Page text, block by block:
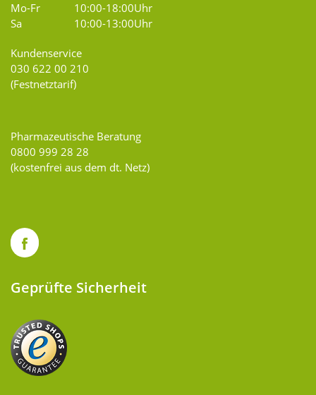
Mo-Fr
10:00-18:00Uhr
Sa
10:00-13:00Uhr
Kundenservice
030 622 00 210
(Festnetztarif)
Pharmazeutische Beratung
0800 999 28 28
(kostenfrei aus dem dt. Netz)
Geprüfte Sicherheit